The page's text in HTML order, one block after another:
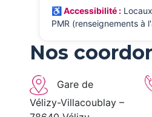
♿ Accessibilité :
PMR (renseignements à
Nos
Gare de
Vélizy-Villacoublay –